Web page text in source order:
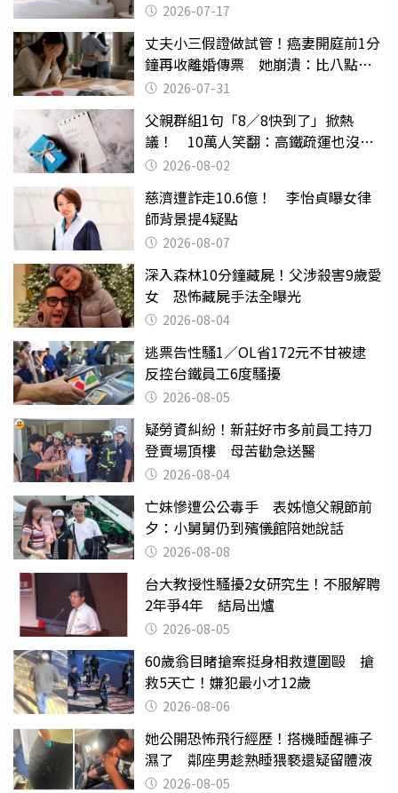
2026-07-17
丈夫小三假證做試管！癌妻開庭前1分
鐘再收離婚傳票 她崩潰：比八點檔
還扯2026-07-31
父親群組1句「8／8快到了」掀熱
議！ 10萬人笑翻：高鐵疏運也沒列
父親節
2026-08-02
慈濟遭詐走10.6億！ 李怡貞曝女律
師背景提4疑點
2026-08-07
深入森林10分鐘藏屍！父涉殺害9歲愛
女 恐怖藏屍手法全曝光
2026-08-04
逃票告性騷1／OL省172元不甘被逮
反控台鐵員工6度騷擾
2026-08-05
疑勞資糾紛！新莊好市多前員工持刀
登賣場頂樓 母苦勸急送醫
2026-08-04
亡妹慘遭公公毒手 表姊憶父親節前
夕：小舅舅仍到殯儀館陪她說話
2026-08-08
台大教授性騷擾2女研究生！不服解聘
2年爭4年 結局出爐
2026-08-05
60歲翁目睹搶案挺身相救遭圍毆 搶
救5天亡！嫌犯最小才12歲
2026-08-06
她公開恐怖飛行經歷！搭機睡醒褲子
濕了 鄰座男趁熟睡猥褻還疑留體液
2026-08-05